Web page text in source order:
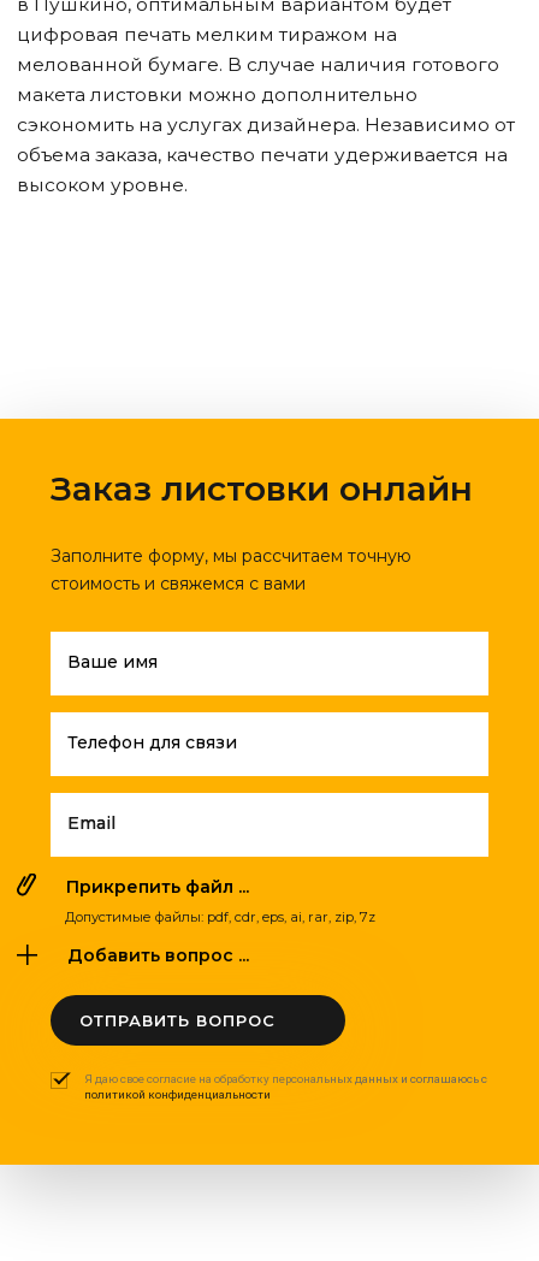
цифровая печать мелким тиражом на
мелованной бумаге. В случае наличия готового
макета листовки можно дополнительно
сэкономить на услугах дизайнера. Независимо от
объема заказа, качество печати удерживается на
высоком уровне.
Заказ листовки онлайн
Заполните форму, мы рассчитаем точную
стоимость и свяжемся с вами
Ваше имя
Телефон для связи
Email
Прикрепить файл ...
Допустимые файлы: pdf, cdr, eps, ai, rar, zip, 7z
Добавить вопрос ...
ОТПРАВИТЬ ВОПРОС
Я даю свое согласие на обработку персональных данных и соглашаюсь с
политикой конфиденциальности